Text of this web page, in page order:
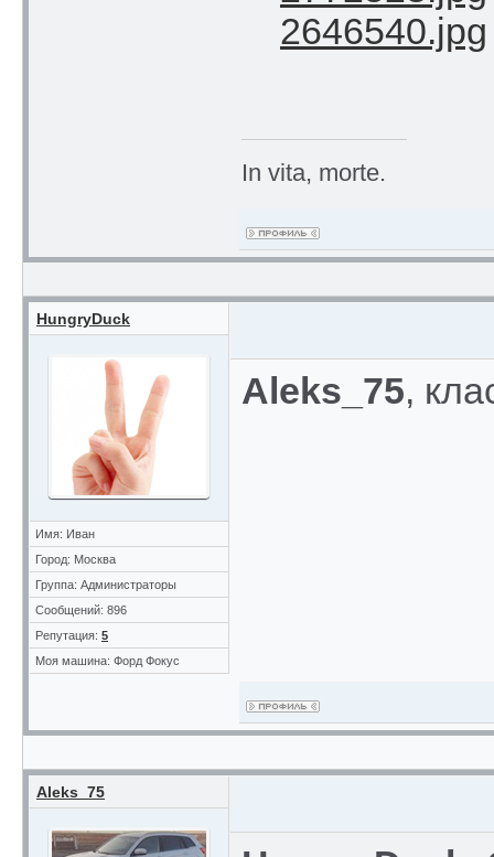
2646540.jpg
In vita, morte.
HungryDuck
Имя: Иван
Город: Москва
Группа: Администраторы
Сообщений: 896
Репутация: 5
Моя машина: Форд Фокус
Aleks_75,
Aleks_75